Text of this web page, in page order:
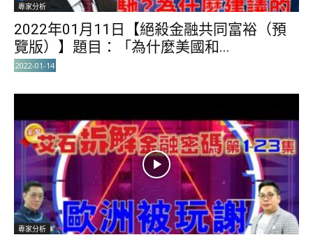
專家分析
2022年01月11日【絕殺金融共同富裕（預
覽版）】題目：「為什麼美國和...
2022-01-14
專家分析